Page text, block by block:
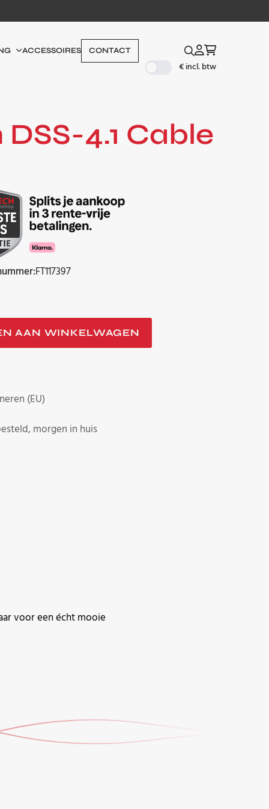
ACCESSOIRES CONTACT
€ incl. btw
4.1 Cable
FT117397
AAN WINKELWAGEN
(EU)
morgen in huis
voor een écht mooie